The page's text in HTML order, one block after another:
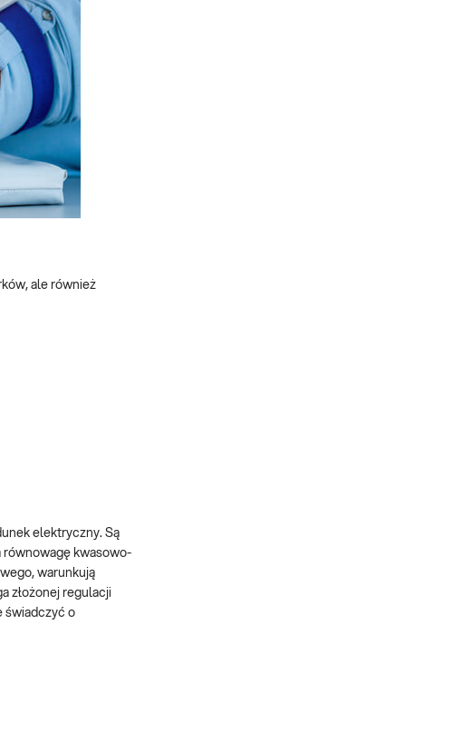
ale również
elektryczny. Są
równowagę kwasowo-
warunkują
złożonej regulacji
świadczyć o